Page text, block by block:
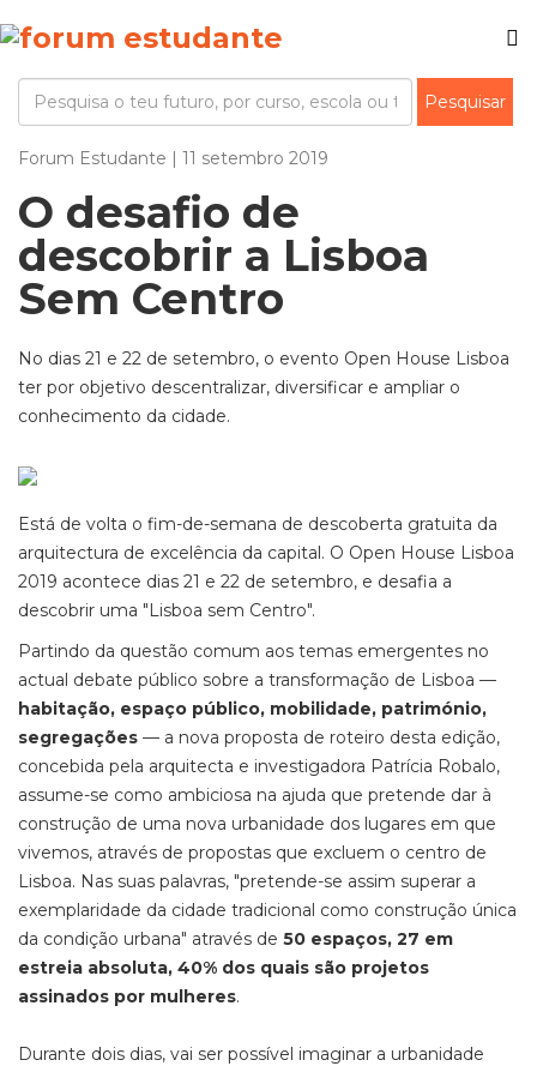
Forum Estudante | 11 setembro 2019
O desafio de
descobrir a Lisboa
Sem Centro
No dias 21 e 22 de setembro, o evento Open House Lisboa
ter por objetivo descentralizar, diversificar e ampliar o
conhecimento da cidade.
Está de volta o fim-de-semana de descoberta gratuita da
arquitectura de excelência da capital. O Open House Lisboa
2019 acontece dias 21 e 22 de setembro, e desafia a
descobrir uma "Lisboa sem Centro".
Partindo da questão comum aos temas emergentes no
actual debate público sobre a transformação de Lisboa —
habitação, espaço público, mobilidade, património,
segregações — a nova proposta de roteiro desta edição,
concebida pela arquitecta e investigadora Patrícia Robalo,
assume-se como ambiciosa na ajuda que pretende dar à
construção de uma nova urbanidade dos lugares em que
vivemos, através de propostas que excluem o centro de
Lisboa. Nas suas palavras, "pretende-se assim superar a
exemplaridade da cidade tradicional como construção única
da condição urbana" através de 50 espaços, 27 em
estreia absoluta, 40% dos quais são projetos
assinados por mulheres.
Durante dois dias, vai ser possível imaginar a urbanidade